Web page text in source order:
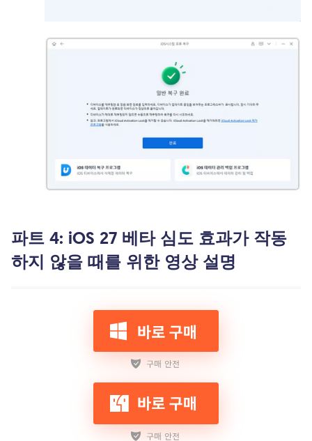
파트 4: iOS 27 베타 심도 효과가 작동
하지 않을 때를 위한 영상 설명